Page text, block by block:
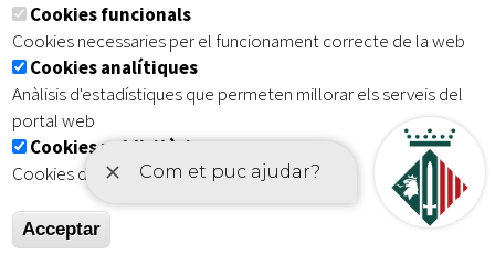
Subscriu-te al nostre butlletí
Inici | Avís legal | Protecció de dades
| Accessibilitat
Cookies funcionals
Cookies necessaries per el funcionament correcte de la web
Cookies analítiques
Anàlisis d'estadístiques que permeten millorar els serveis del
portal web
Cookies publicitàries
Cookies de tercers amb finalitat publicitària
Acceptar